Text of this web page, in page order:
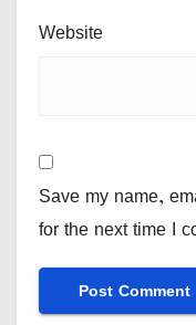
Website
Save my name,
for the next time I